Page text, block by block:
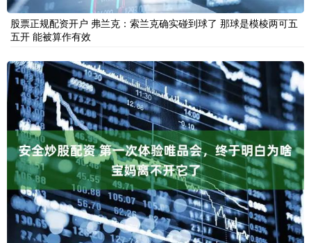
股票正规配资开户 弗兰克：索兰克确实碰到球了 那球是模棱两可五
五开 能被算作有效